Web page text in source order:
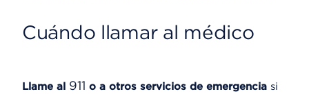
Cuándo llamar al médico
Llame al 911 o a otros servicios de emergencia si